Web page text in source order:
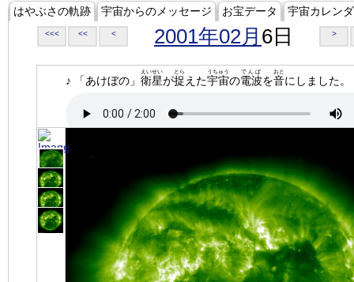
はやぶさの軌跡 宇宙からのメッセージ お宝データ 宇宙カレン
<<< << < 2001年02月 6日 >
♪ 「あけぼの」 衛星
えいせい
が捉
とら
えた宇宙
うちゅう
の電波
でんぱ
を音
おと
にしました。